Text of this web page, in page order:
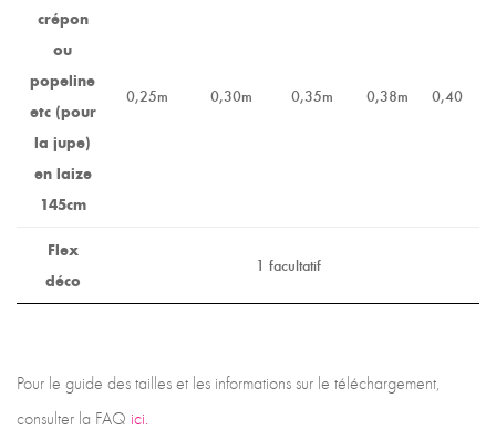
crépon
ou
popeline
etc (pour
la jupe)
en laize
145cm
0,25m 0,30m 0,35m 0,38m 0,40
Flex
déco
1 facultatif
Pour le guide des tailles et les informations sur le téléchargement,
consulter la FAQ ici.